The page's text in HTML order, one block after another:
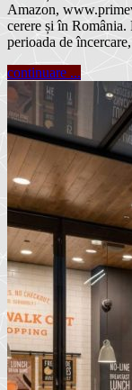
Amazon,
cerere și în
perioada de
continuare ...